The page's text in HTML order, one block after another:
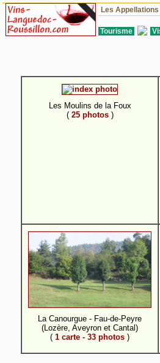
Les Appellations
Tourisme
Les Moulins de la Foux
( 25 photos)
La Canourgue - Fau-de-Peyre
(Lozère, Aveyron et Cantal)
( 1 carte - 33 photos )